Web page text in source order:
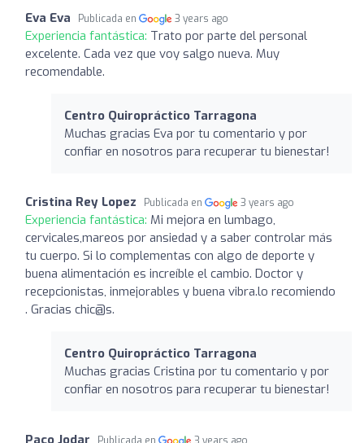
Eva Eva Publicada en 3 years ago
Experiencia fantástica: Trato por parte del personal
excelente. Cada vez que voy salgo nueva. Muy
recomendable.
Centro Quiropráctico Tarragona
Muchas gracias Eva por tu comentario y por
confiar en nosotros para recuperar tu bienestar!
Cristina Rey Lopez Publicada en 3 years ago
Experiencia fantástica: Mi mejora en lumbago,
cervicales,mareos por ansiedad y a saber controlar más
tu cuerpo. Si lo complementas con algo de deporte y
buena alimentación es increíble el cambio. Doctor y
recepcionistas, inmejorables y buena vibra.lo recomiendo
. Gracias chic@s.
Centro Quiropráctico Tarragona
Muchas gracias Cristina por tu comentario y por
confiar en nosotros para recuperar tu bienestar!
Paco Jodar Publicada en 3 years ago